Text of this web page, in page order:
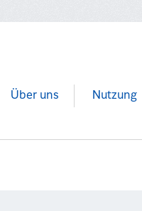
Über uns Nutzung